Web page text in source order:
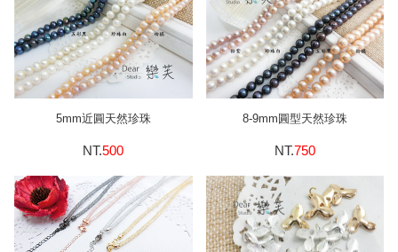
5mm近圓天然珍珠
NT.500
8-9mm圓型天然珍珠
NT.750